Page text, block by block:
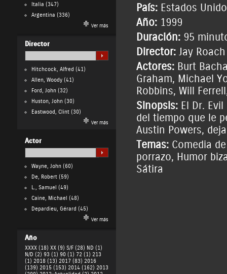
Italia (347)
Argentina (336)
Ver más
Director
Hitchcock, Alfred (41)
Allen, Woody(41)
Ford, John(32)
Huston, John(30)
Eastwood, Clint(30)
Ver más
Actor
Wayne, John(60)
De, Robert(59)
L., Samuel (49)
Caine, Michael (48)
Depardieu, Gérard (45)
Ver más
Año
XXXX (18) XX (9) S/F (28) ND (1)
N/D (2) 93 (1) 90 (1) 72 (1) 213
(1) 2018 (13) 2017 (83) 2016
(139) 2015 (153) 2014 (162) 2013
País: Estados
Año: 1999
Duración: 95
Director: Jay Roach
Actores: Burt
Graham, Michael
Robbins, Will Ferrell
Sinopsis:El Dr. Evil
del tiempo que le
Austin Powers,
Temas: Comedia
porrazo, Humor
Sátira